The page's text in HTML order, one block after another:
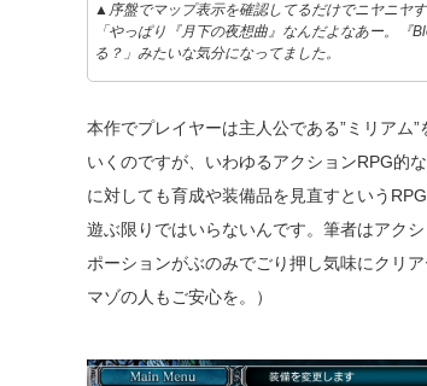
▲序盤でマップ表示を確認してるだけでニヤニヤ
「やっぱり『月下の夜想曲』なんだよなあー。
る？」みたいな気分になってました。
本作でプレイヤーは主人公である”ミリアム
いくのですが、いわゆるアクションRPG的
に対しても育成や装備品を見直すという
遊ぶ限りではいらないんです。筆者はアク
ポーションがぶのみでごり押し気味にクリ
マゾの人もご安心を。）